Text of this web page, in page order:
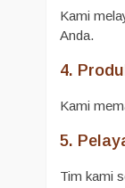
Kami
Anda.
4.
Kami
5.
Tim kami